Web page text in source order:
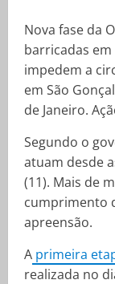
Nova fase da
barricadas
impedem a
em São
de Janeiro.
Segundo o
atuam desde
(11). Mais de
cumprimento
apreensão.
A primeira
realizada no